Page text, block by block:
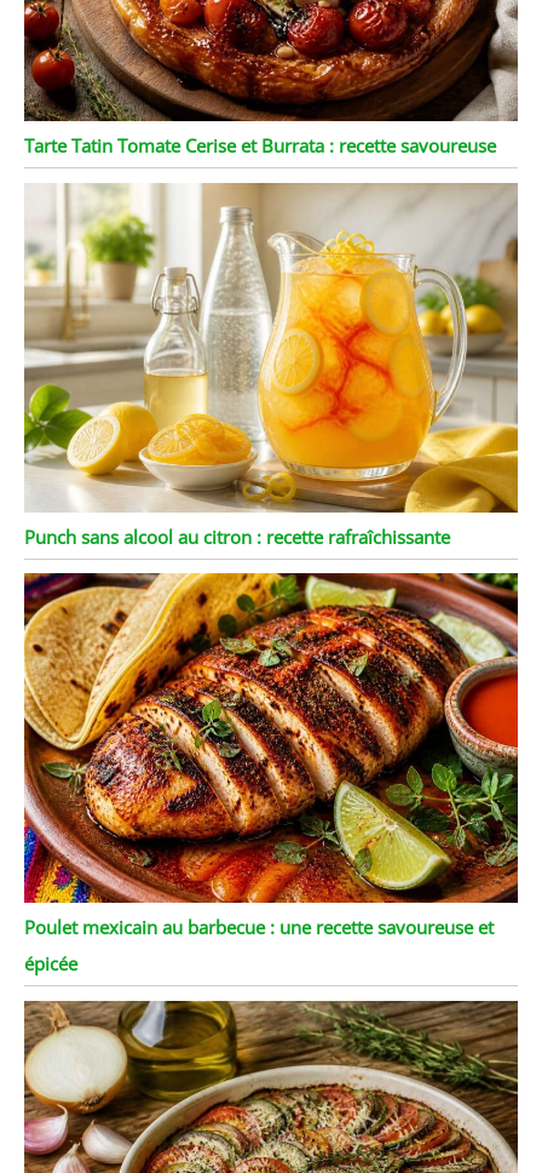
Tarte Tatin Tomate Cerise et Burrata : recette savoureuse
Punch sans alcool au citron : recette rafraîchissante
Poulet mexicain au barbecue : une recette savoureuse et
épicée